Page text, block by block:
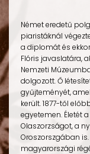
Német eredetű
piaristáknál
a diplomát és
Flóris javaslatára,
Nemzeti
dolgozott. Ő
gyűjteményét,
került. 1877-től
egyetemen. Életét
Olaszorzságot, a
Oroszorszgában
magyarországi